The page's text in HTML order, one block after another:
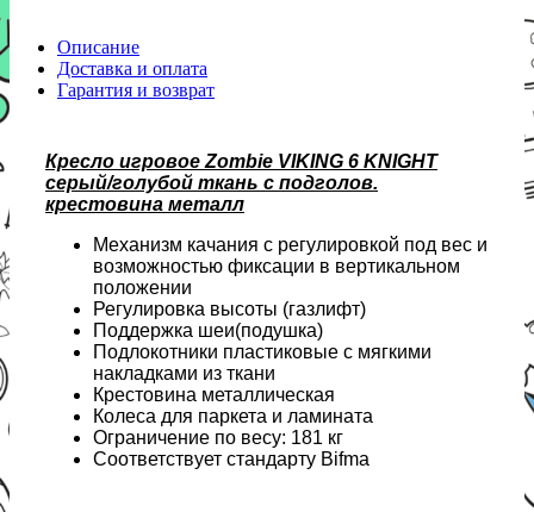
Описание
Доставка и оплата
Гарантия и возврат
Кресло игровое Zombie VIKING 6 KNIGHT
серый/голубой ткань с подголов.
крестовина металл
Механизм качания с регулировкой под вес и
возможностью фиксации в вертикальном
положении
Регулировка высоты (газлифт)
Поддержка шеи(подушка)
Подлокотники пластиковые с мягкими
накладками из ткани
Крестовина металлическая
Колеса для паркета и ламината
Ограничение по весу: 181 кг
Соответствует стандарту Bifma